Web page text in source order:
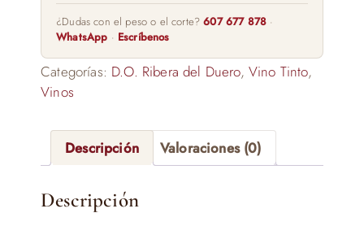
¿Dudas con el peso o el corte?607 677 878 ·
WhatsApp · Escríbenos
Categorías: D.O. Ribera del Duero, Vino Tinto,
Vinos
Descripción Valoraciones (0)
Descripción